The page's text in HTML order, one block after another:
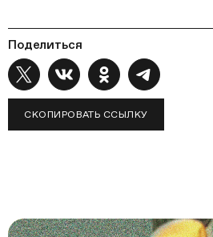
Поделиться
СКОПИРОВАТЬ ССЫЛКУ